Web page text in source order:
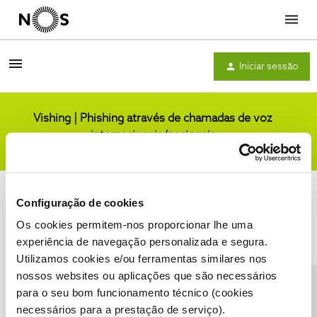
Configuração de cookies
Os cookies permitem-nos proporcionar lhe uma
experiência de navegação personalizada e segura.
Utilizamos cookies e/ou ferramentas similares nos
nossos websites ou aplicações que são necessários
para o seu bom funcionamento técnico (cookies
necessários para a prestação de serviço).
Menu
Iniciar sessão
Vishing | Phishing através de chamadas de voz
internacionais/nacionais
Condições do Fórum NOS Accessibility statement